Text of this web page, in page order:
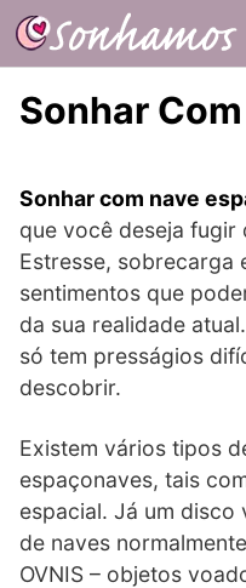
Skip
to
content
Sonhar
Sonhar com nave
que você deseja fugir
Estresse, sobrecarga
sentimentos que
da sua realidade
só tem presságios
descobrir.
Existem vários tipos
espaçonaves, tais
espacial. Já um
de naves
OVNIS – objetos